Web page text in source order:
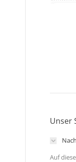
Unser
Auf